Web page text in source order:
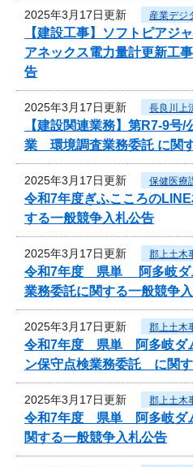
2025年3月17日更新 産業デジ
【建設工事】ソフトピアジ
アネックス電力量計更新工
告
2025年3月17日更新 長良川上
【建設関連業務】第R7-9号
業 環境調査業務委託 に関
2025年3月17日更新 保健医療
令和7年度ぎふこころの
する一般競争入札公告
2025年3月17日更新 郡上土木
令和7年度 県単 阿多岐ダ
業務委託に関する一般競争
2025年3月17日更新 郡上土木
令和7年度 県単 阿多岐ダ
ン保守点検業務委託 に関
2025年3月17日更新 郡上土木
令和7年度 県単 阿多岐ダ
関する一般競争入札公告